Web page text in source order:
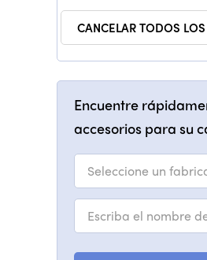
CANCELAR TODOS LOS
Encuentre
accesorios para su